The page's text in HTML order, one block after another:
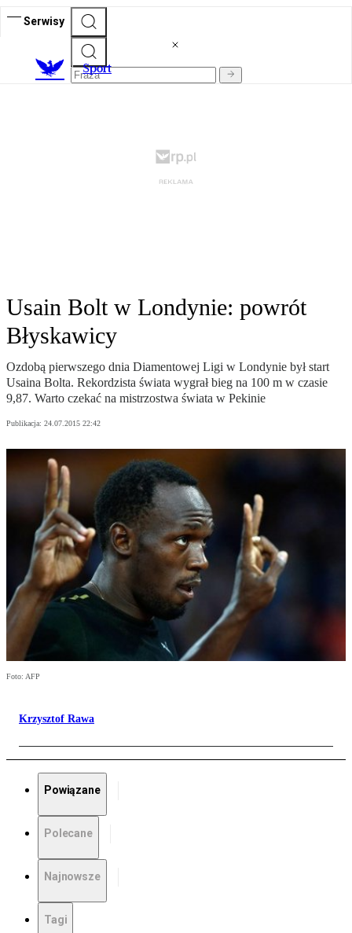
Serwisy
Sport
Usain Bolt w Londynie: powrót
Błyskawicy
Ozdobą pierwszego dnia Diamentowej Ligi w Londynie był start
Usaina Bolta. Rekordzista świata wygrał bieg na 100 m w czasie
9,87. Warto czekać na mistrzostwa świata w Pekinie
Publikacja: 24.07.2015 22:42
Foto: AFP
Krzysztof Rawa
Powiązane
Polecane
Najnowsze
Tagi